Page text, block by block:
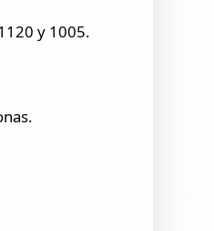
y 1005.